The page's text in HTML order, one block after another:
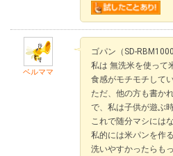
ベルママ
ゴパン（SD-
私は 無洗米を使って
食感がモチモチして
ただ、他の方も書か
で、私は子供が遊ぶ
これで随分マシには
私的には米パンを作
洗いやすかったらも